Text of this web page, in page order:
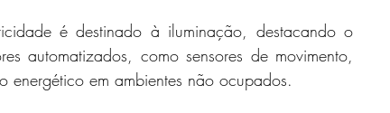
é destinado à iluminação, destacando o
automatizados, como sensores de movimento,
em ambientes não ocupados.